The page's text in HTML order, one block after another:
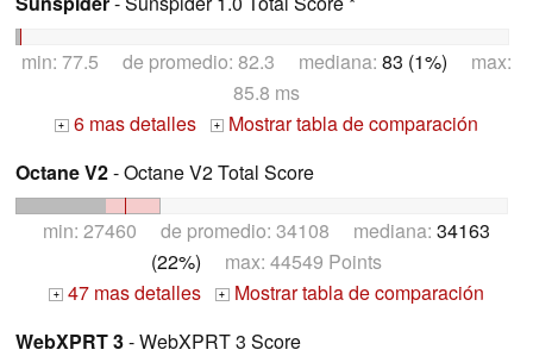
min: 77.5 de promedio: 82.3 mediana: 83 (1%) max:
85.8 ms
+ 6 mas detalles +
Mostrar tabla de comparación
Octane V2- Octane V2 Total Score
min: 27460 de promedio: 34108 mediana: 34163
(22%) max: 44549 Points
+ 47 mas detalles + Mostrar tabla de comparación
WebXPRT 3- WebXPRT 3 Score